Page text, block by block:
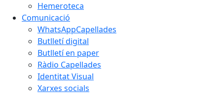
Hemeroteca
Comunicació
WhatsAppCapellades
Butlletí digital
Butlletí en paper
Ràdio Capellades
Identitat Visual
Xarxes socials